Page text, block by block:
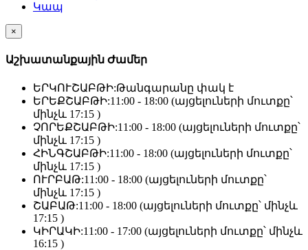
Կապ
×
Աշխատանքային Ժամեր
ԵՐԿՈՒՇԱԲԹԻ:Թանգարանը փակ է
ԵՐԵՔՇԱԲԹԻ:11:00 - 18:00 (այցելուների մուտքը՝
մինչև 17:15 )
ՉՈՐԵՔՇԱԲԹԻ:11:00 - 18:00 (այցելուների մուտքը՝
մինչև 17:15 )
ՀԻՆԳՇԱԲԹԻ:11:00 - 18:00 (այցելուների մուտքը՝
մինչև 17:15 )
ՈՒՐԲԱԹ:11:00 - 18:00 (այցելուների մուտքը՝
մինչև 17:15 )
ՇԱԲԱԹ:11:00 - 18:00 (այցելուների մուտքը՝ մինչև
17:15 )
ԿԻՐԱԿԻ:11:00 - 17:00 (այցելուների մուտքը՝ մինչև
16:15 )